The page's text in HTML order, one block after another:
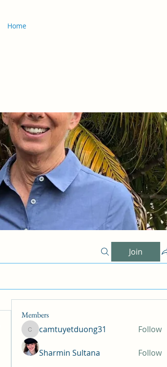
Home
Join
Members
camtuyetduong31
camtuyetduong31 Follow
Sharmin Sultana Follow